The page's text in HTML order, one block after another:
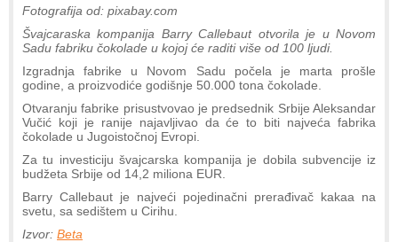
Fotografija od: pixabay.com
Švajcaraska kompanija Barry Callebaut otvorila je u Novom
Sadu fabriku čokolade u kojoj će raditi više od 100 ljudi.
Izgradnja fabrike u Novom Sadu počela je marta prošle
godine, a proizvodiće godišnje 50.000 tona čokolade.
Otvaranju fabrike prisustvovao je predsednik Srbije Aleksandar
Vučić koji je ranije najavljivao da će to biti najveća fabrika
čokolade u Jugoistočnoj Evropi.
Za tu investiciju švajcarska kompanija je dobila subvencije iz
budžeta Srbije od 14,2 miliona EUR.
Barry Callebaut je najveći pojedinačni prerađivač kakaa na
svetu, sa sedištem u Cirihu.
Izvor: Beta